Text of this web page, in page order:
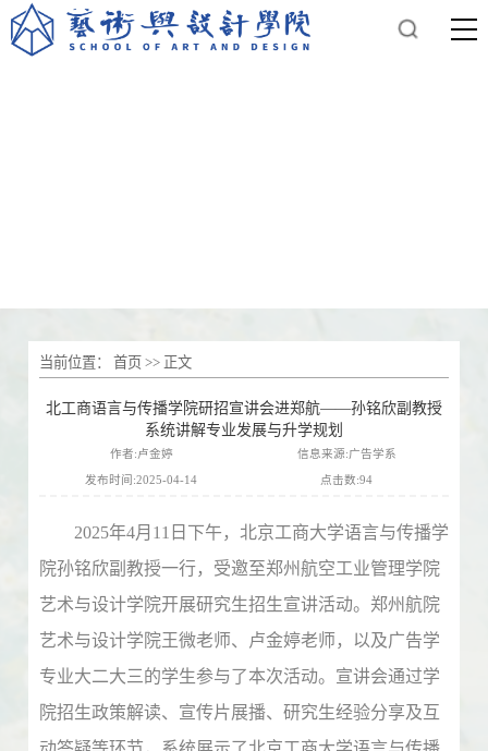
当前位置： 首页 >> 正文
北工商语言与传播学院研招宣讲会进郑航——孙铭欣副教授
系统讲解专业发展与升学规划
作者:卢金婷 信息来源:广告学系
发布时间:2025-04-14 点击数:94
2025年4月11日下午，北京工商大学语言与传播学
院孙铭欣副教授一行，受邀至郑州航空工业管理学院
艺术与设计学院开展研究生招生宣讲活动。郑州航院
艺术与设计学院王微老师、卢金婷老师，以及广告学
专业大二大三的学生参与了本次活动。宣讲会通过学
院招生政策解读、宣传片展播、研究生经验分享及互